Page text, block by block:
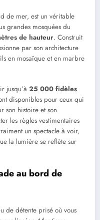
de mer, est un véritable
grandes mosquées du
de hauteur. Construit
par son architecture
en mosaïque et en marbre
jusqu’à 25 000 fidèles
disponibles pour ceux qui
son histoire et son
les règles vestimentaires
un spectacle à voir,
la lumière se reflète sur
au bord de
de détente prisé où vous